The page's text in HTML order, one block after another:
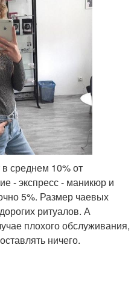
среднем 10% от
- экспресс - маникюр и
5%. Размер чаевых
ритуалов. А
плохого обслуживания,
ничего.